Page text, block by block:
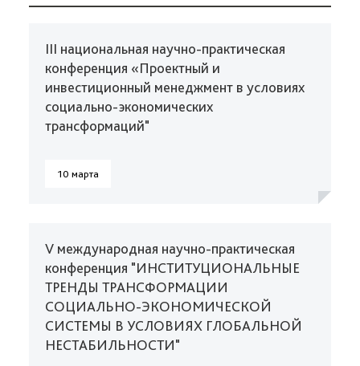
III национальная научно-практическая
конференция «Проектный и
инвестиционный менеджмент в условиях
социально-экономических
трансформаций"
10 марта
V международная научно-практическая
конференция "ИНСТИТУЦИОНАЛЬНЫЕ
ТРЕНДЫ ТРАНСФОРМАЦИИ
СОЦИАЛЬНО-ЭКОНОМИЧЕСКОЙ
СИСТЕМЫ В УСЛОВИЯХ ГЛОБАЛЬНОЙ
НЕСТАБИЛЬНОСТИ"